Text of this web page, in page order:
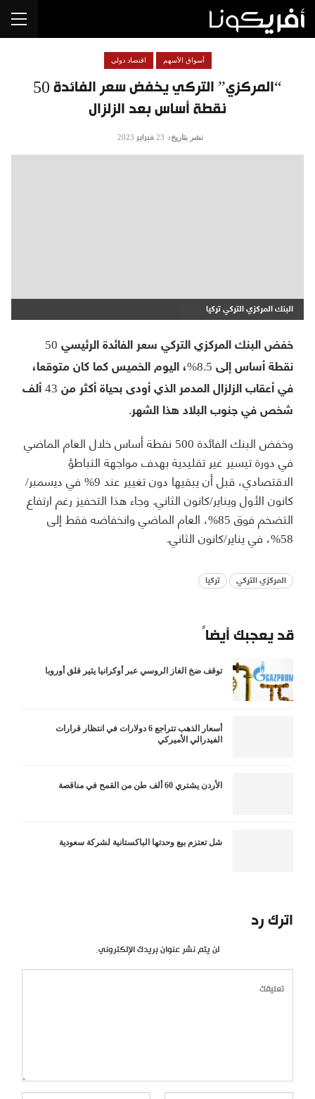
“المركزي” التركي يخفض سعر الفائدة 50
نقطة أساس بعد الزلزال
أسواق الأسهم اقتصاد دولي
نشر بتاريخ: 23 فبراير 2023
البنك المركزي التركي تركيا
خفض البنك المركزي التركي سعر الفائدة الرئيسي 50
نقطة أساس إلى 8.5%، اليوم الخميس كما كان متوقعا،
في أعقاب الزلزال المدمر الذي أودى بحياة أكثر من 43 ألف
شخص في جنوب البلاد هذا الشهر.
وخفض البنك الفائدة 500 نقطة أساس خلال العام الماضي
في دورة تيسير غير تقليدية بهدف مواجهة التباطؤ
الاقتصادي، قبل أن يبقيها دون تغيير عند 9% في ديسمبر/
كانون الأول ويناير/كانون الثاني. وجاء هذا التحفيز رغم ارتفاع
التضخم فوق 85%، العام الماضي وانخفاضه فقط إلى
58%، في يناير/كانون الثاني.
المركزي التركي تركيا
قد يعجبك أيضاً
توقف ضخ الغاز الروسي عبر أوكرانيا يثير قلق أوروبا
أسعار الذهب تتراجع 6 دولارات في انتظار قرارات
الفيدرالي الأميركي
الأردن يشتري 60 ألف طن من القمح في مناقصة
شل تعتزم بيع وحدتها الباكستانية لشركة سعودية
اترك رد
لن يتم نشر عنوان بريدك الإلكتروني.